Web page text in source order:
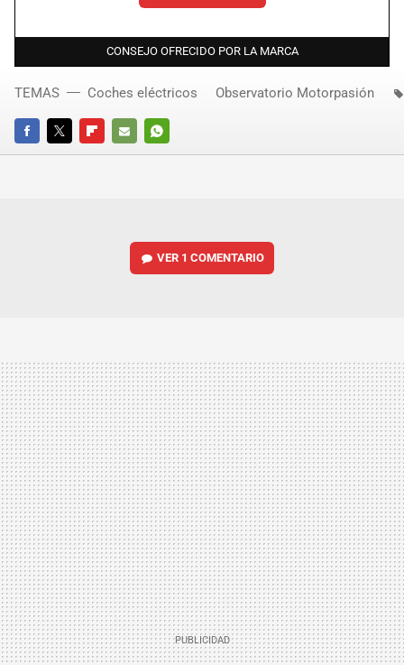
CONSEJO OFRECIDO POR LA MARCA
FACEBOOKTWITTERFLIPBOARD
E-
WHATSAPP
TEMAS Coches eléctricos Observatorio Motorpasión
VER 1 COMENTARIO